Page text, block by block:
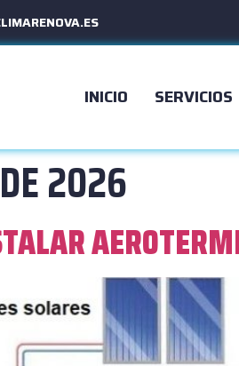
INICIO SERVICIOS
2026